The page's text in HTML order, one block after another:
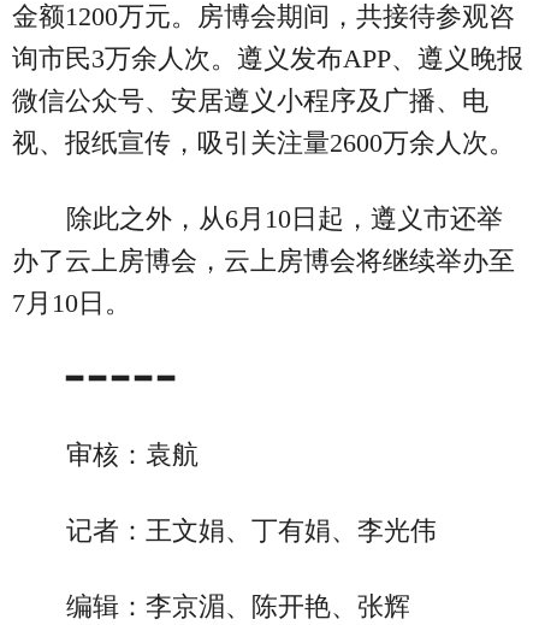
金额1200万元。房博会期间，共接待参观咨
询市民3万余人次。遵义发布APP、遵义晚报
微信公众号、安居遵义小程序及广播、电
视、报纸宣传，吸引关注量2600万余人次。
除此之外，从6月10日起，遵义市还举
办了云上房博会，云上房博会将继续举办至
7月10日。
━ ━ ━ ━ ━
审核：袁航
记者：王文娟、丁有娟、李光伟
编辑：李京湄、陈开艳、张辉